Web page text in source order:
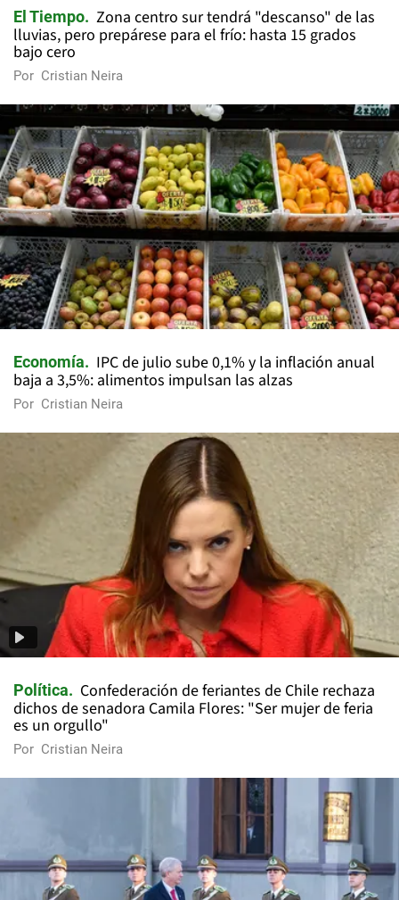
El Tiempo
Zona centro sur tendrá "descanso" de las
lluvias, pero prepárese para el frío: hasta 15 grados
bajo cero
Por Cristian Neira
Economía
IPC de julio sube 0,1% y la inflación anual
baja a 3,5%: alimentos impulsan las alzas
Por Cristian Neira
Política
Confederación de feriantes de Chile rechaza
dichos de senadora Camila Flores: "Ser mujer de feria
es un orgullo"
Por Cristian Neira